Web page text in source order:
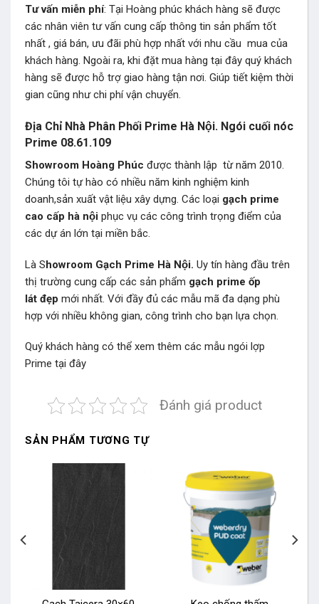
Tư vấn miễn phí: Tại Hoàng phúc khách hàng sẽ được
các nhân viên tư vấn cung cấp thông tin sản phẩm tốt
nhất , giá bán, ưu đãi phù hợp nhất với nhu cầu mua của
khách hàng. Ngoài ra, khi đặt mua hàng tại đây quý khách
hàng sẽ được hỗ trợ giao hàng tận nơi. Giúp tiết kiệm thời
gian cũng như chi phí vận chuyển.
Địa Chỉ Nhà Phân Phối Prime Hà Nội. Ngói cuối nóc
Prime 08.61.109
Showroom Hoàng Phúc được thành lập từ năm 2010.
Chúng tôi tự hào có nhiều năm kinh nghiệm kinh
doanh,sản xuất vật liệu xây dựng. Các loại gạch prime
cao cấp hà nội phục vụ các công trình trọng điểm của
các dự án lớn tại miền bắc.
Là Showroom Gạch Prime Hà Nội. Uy tín hàng đầu trên
thị trường cung cấp các sản phẩm gạch prime ốp
lát đẹp mới nhất. Với đầy đủ các mẫu mã đa dạng phù
hợp với nhiều không gian, công trình cho bạn lựa chọn.
Quý khách hàng có thể xem thêm các mẫu ngói lợp
Prime tại đây
Đánh giá product
SẢN PHẨM TƯƠNG TỰ